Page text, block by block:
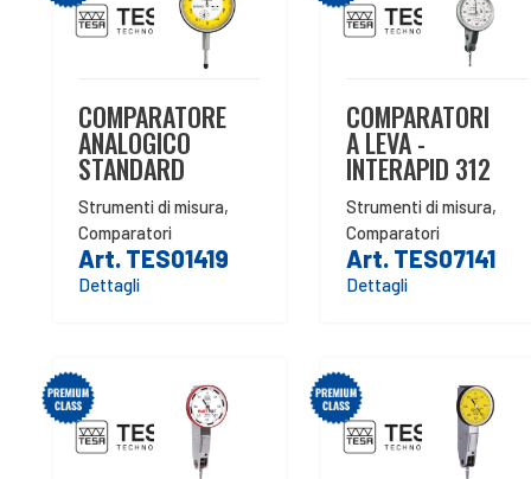
COMPARATORE
ANALOGICO
STANDARD
Strumenti di misura,
Comparatori
Art. TES01419
Dettagli
COMPARATORI
A LEVA -
INTERAPID 312
Strumenti di misura,
Comparatori
Art. TES07141
Dettagli